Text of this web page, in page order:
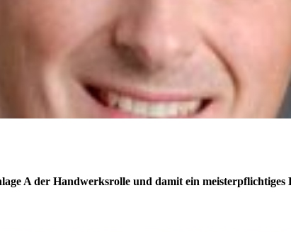
A der Handwerksrolle und damit ein